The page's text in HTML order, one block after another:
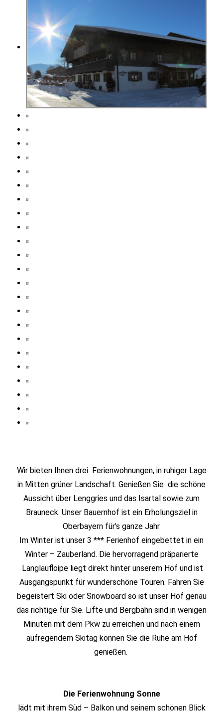
Wir bieten Ihnen drei Ferienwohnungen, in ruhiger Lage
in Mitten grüner Landschaft. Genießen Sie die schöne
Aussicht über Lenggries und das Isartal sowie zum
Brauneck. Unser Bauernhof ist ein Erholungsziel in
Oberbayern für’s ganze Jahr.
Im Winter ist unser 3 *** Ferienhof eingebettet in ein
Winter – Zauberland. Die hervorragend präparierte
Langlaufloipe liegt direkt hinter unserem Hof und ist
Ausgangspunkt für wunderschöne Touren. Fahren Sie
begeistert Ski oder Snowboard so ist unser Hof genau
das richtige für Sie. Lifte und Bergbahn sind in wenigen
Minuten mit dem Pkw zu erreichen und nach einem
aufregendem Skitag können Sie die Ruhe am Hof
genießen.
Die Ferienwohnung Sonne
lädt mit ihrem Süd – Balkon und seinem schönen Blick